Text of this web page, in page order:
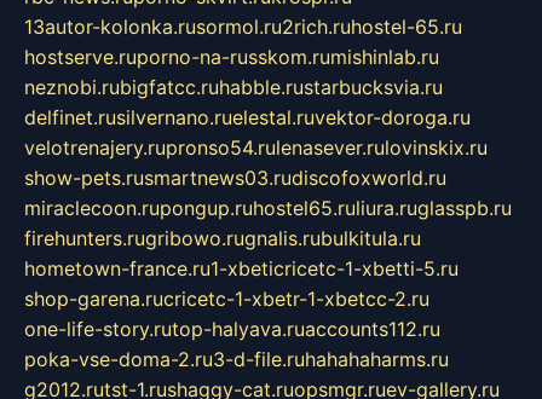
13autor-kolonka.rusormol.ru2rich.ruhostel-65.ru
hostserve.ruporno-na-russkom.rumishinlab.ru
neznobi.rubigfatcc.ruhabble.rustarbucksvia.ru
delfinet.rusilvernano.ruelestal.ruvektor-doroga.ru
velotrenajery.rupronso54.rulenasever.rulovinskix.ru
show-pets.rusmartnews03.rudiscofoxworld.ru
miraclecoon.rupongup.ruhostel65.ruliura.ruglasspb.ru
firehunters.rugribowo.rugnalis.rubulkitula.ru
hometown-france.ru1-xbeticricetc-1-xbetti-5.ru
shop-garena.rucricetc-1-xbetr-1-xbetcc-2.ru
one-life-story.rutop-halyava.ruaccounts112.ru
poka-vse-doma-2.ru3-d-file.ruhahahaharms.ru
g2012.rutst-1.rushaggy-cat.ruopsmgr.ruev-gallery.ru